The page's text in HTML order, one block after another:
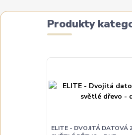
Produkty
ELITE - DVOJITÁ DATOVÁ